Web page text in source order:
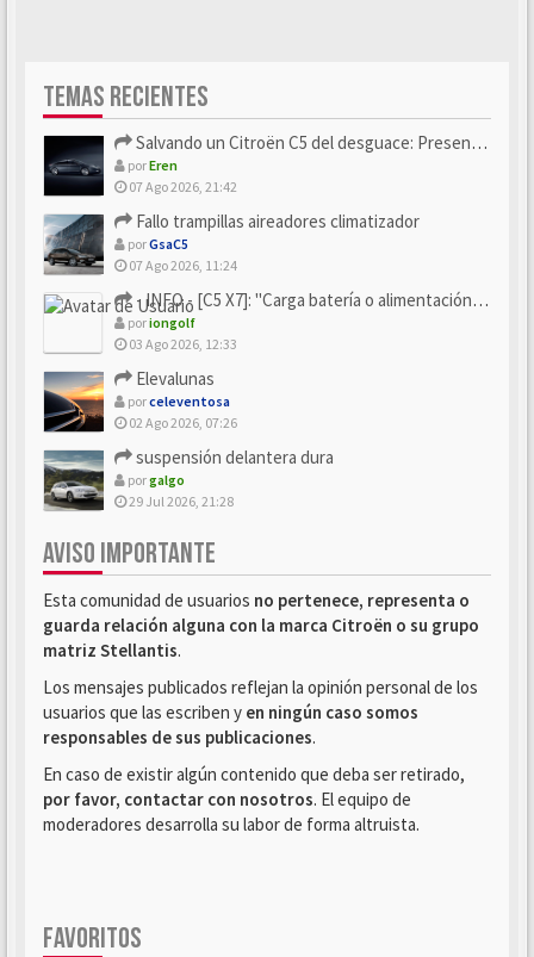
TEMAS RECIENTES
Salvando un Citroën C5 del desguace: Presentación y seguimiento
porEren
07 Ago 2026, 21:42
Fallo trampillas aireadores climatizador
porGsaC5
07 Ago 2026, 11:24
- INFO - [C5 X7]: "Carga batería o alimentación eléctri...
poriongolf
03 Ago 2026, 12:33
Elevalunas
porceleventosa
02 Ago 2026, 07:26
suspensión delantera dura
porgalgo
29 Jul 2026, 21:28
AVISO IMPORTANTE
Esta comunidad de usuarios no pertenece, representa o
guarda relación alguna con la marca Citroën o su grupo
matriz Stellantis.
Los mensajes publicados reflejan la opinión personal de los
usuarios que las escriben y en ningún caso somos
responsables de sus publicaciones.
En caso de existir algún contenido que deba ser retirado,
por favor, contactar con nosotros. El equipo de
moderadores desarrolla su labor de forma altruista.
FAVORITOS